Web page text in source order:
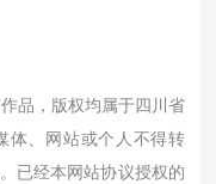
作品，版权均属于四川省
体、网站或个人不得转
已经本网站协议授权的